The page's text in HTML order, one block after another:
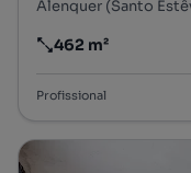
Alenquer (Santo
Preço por metro
462 m²
Profissional